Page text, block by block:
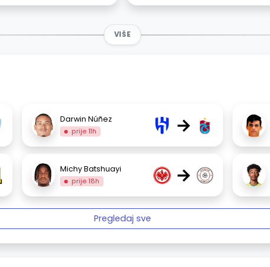
VIŠE
Darwin Núñez
prije 11h →
Michy Batshuayi
prije 18h →
Pregledaj sve